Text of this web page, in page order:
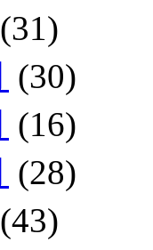
(31)
(30)
(16)
(28)
(43)